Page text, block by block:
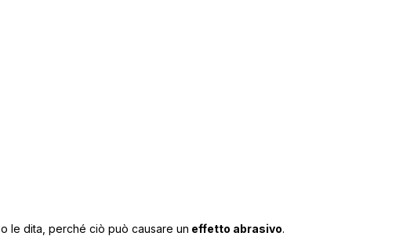
le dita, perché ciò può causare un effetto abrasivo.